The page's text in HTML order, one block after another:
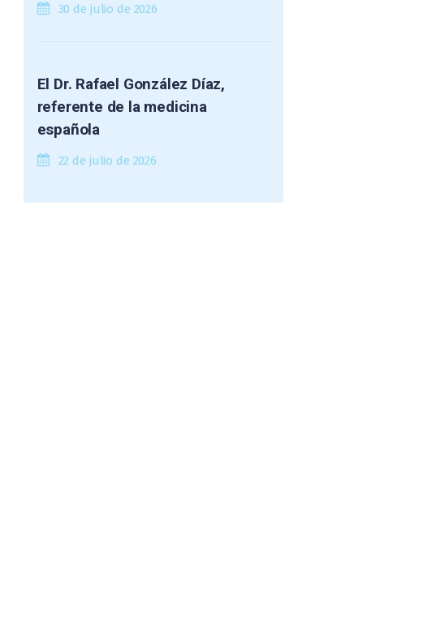
30 de julio de 2026
El Dr. Rafael González Díaz,
referente de la medicina
española
22 de julio de 2026